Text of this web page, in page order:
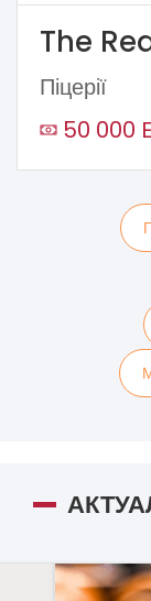
The
Піцерії
50 000